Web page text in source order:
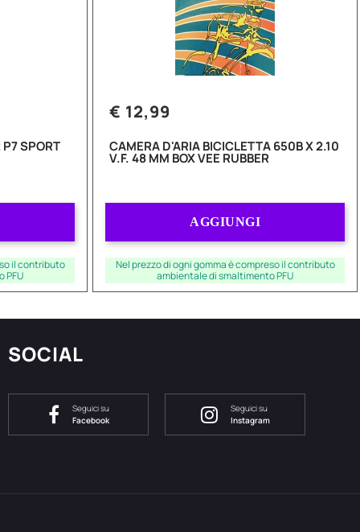
SPORT
il contributo
PFU
€ 12,99
CAMERA D'ARIA BICICLETTA 650B X 2.10
V.F. 48 MM BOX VEE RUBBER
AGGIUNGI
Nel prezzo di ogni gomma è compreso il contributo
ambientale di smaltimento PFU
SOCIAL
Seguici su
Facebook
Seguici su
Instagram